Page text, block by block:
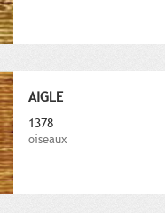
AIGLE
1378
oiseaux